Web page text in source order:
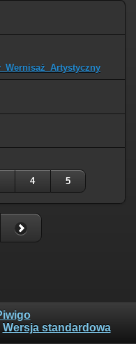
4 5
Wersja standardowa